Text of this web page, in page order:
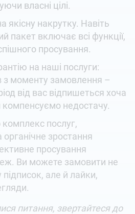
власні цілі.
якісну накрутку. Навіть
пакет включає всі функції,
просування.
на наші послуги:
з моменту замовлення –
від вас відпишеться хоча
недостачу.
послуг,
зростання
просування
Ви можете замовити не
підписок, але й лайки,
питання, звертайтеся до